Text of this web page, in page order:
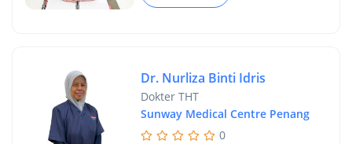
Dr. Nurliza Binti Idris
Dokter THT
Sunway Medical Centre Penang
0